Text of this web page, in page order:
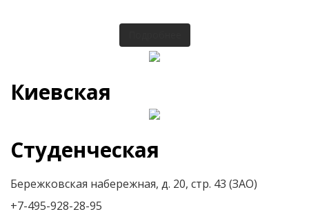
Киевская
Студенческая
Бережковская набережная, д. 20, стр. 43 (ЗАО)
+7-495-928-28-95